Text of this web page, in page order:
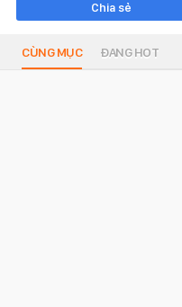
Chia sẻ
CÙNG MỤC ĐANG HOT